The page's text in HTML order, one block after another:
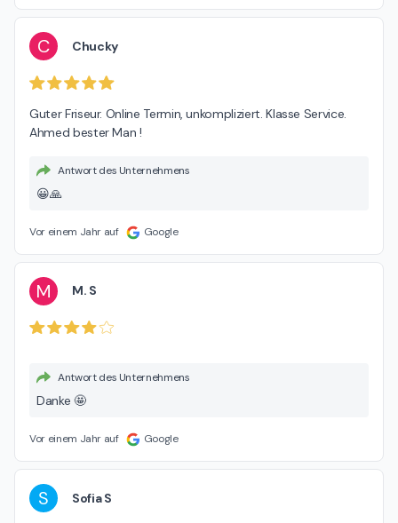
C Chucky
Guter Friseur. Online Termin, unkompliziert. Klasse Service.
Ahmed bester Man !
Antwort des Unternehmens
😀🙏
Vor einem Jahr auf Google
M M. S
Antwort des Unternehmens
Danke 🤩
Vor einem Jahr auf Google
S Sofia S